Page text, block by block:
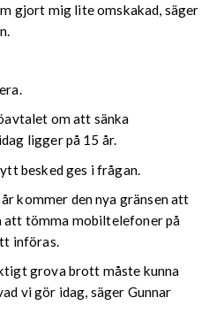
gjort mig lite omskakad, säger
om att sänka
ligger på 15 år.
besked ges i frågan.
kommer den nya gränsen att
att tömma mobiltelefoner på
införas.
grova brott måste kunna
vi gör idag, säger Gunnar